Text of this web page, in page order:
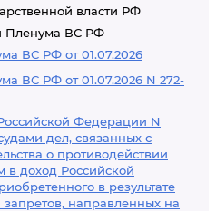
власти РФ
Пленума ВС РФ
ВС РФ от 01.07.2026
ВС РФ от 01.07.2026 N 272-
Федерации N
дел, связанных с
о противодействии
доход Российской
в результате
направленных на